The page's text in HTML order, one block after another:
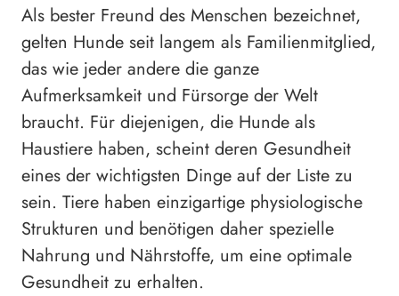
Als bester Freund des Menschen bezeichnet,
gelten Hunde seit langem als Familienmitglied,
das wie jeder andere die ganze
Aufmerksamkeit und Fürsorge der Welt
braucht. Für diejenigen, die Hunde als
Haustiere haben, scheint deren Gesundheit
eines der wichtigsten Dinge auf der Liste zu
sein. Tiere haben einzigartige physiologische
Strukturen und benötigen daher spezielle
Nahrung und Nährstoffe, um eine optimale
Gesundheit zu erhalten.